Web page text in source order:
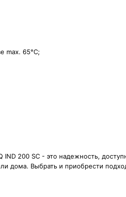
max. 65°C;
200 SC - это надежность,
дома. Выбрать и приобрести